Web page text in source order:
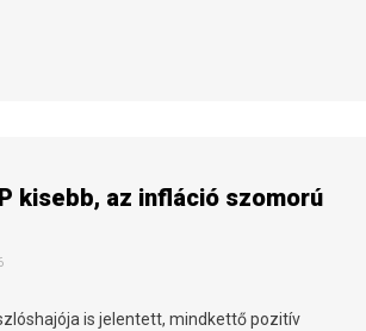
kisebb, az infláció szomorú
is jelentett, mindkettő pozitív